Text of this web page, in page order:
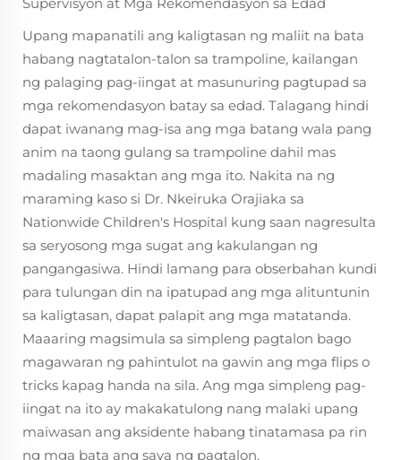
Upang mapanatili ang kaligtasan ng maliit na bata
habang nagtatalon-talon sa trampoline, kailangan
ng palaging pag-iingat at masunuring pagtupad sa
mga rekomendasyon batay sa edad. Talagang hindi
dapat iwanang mag-isa ang mga batang wala pang
anim na taong gulang sa trampoline dahil mas
madaling masaktan ang mga ito. Nakita na ng
maraming kaso si Dr. Nkeiruka Orajiaka sa
Nationwide Children's Hospital kung saan nagresulta
sa seryosong mga sugat ang kakulangan ng
pangangasiwa. Hindi lamang para obserbahan kundi
para tulungan din na ipatupad ang mga alituntunin
sa kaligtasan, dapat palapit ang mga matatanda.
Maaaring magsimula sa simpleng pagtalon bago
magawaran ng pahintulot na gawin ang mga flips o
tricks kapag handa na sila. Ang mga simpleng pag-
iingat na ito ay makakatulong nang malaki upang
maiwasan ang aksidente habang tinatamasa pa rin
ng mga bata ang saya ng pagtalon.